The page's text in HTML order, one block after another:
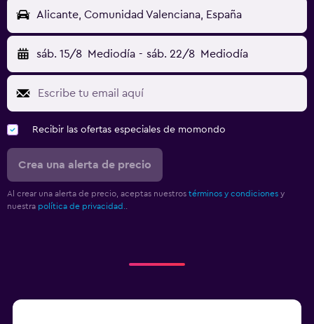
Alicante, Comunidad Valenciana, España
sáb. 15/8 Mediodía - sáb. 22/8 Mediodía
Recibir las ofertas especiales de momondo
Crea una alerta de precio
Al crear una alerta de precio, aceptas nuestros términos y condiciones y
nuestra política de privacidad..